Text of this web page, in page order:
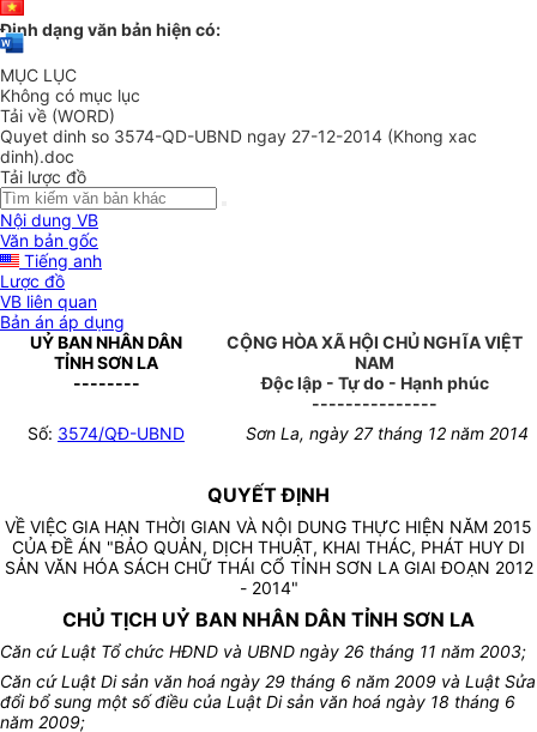
Định dạng văn bản hiện có:
MỤC LỤC
Không có mục lục
Tải về (WORD)
Quyet dinh so 3574-QD-UBND ngay 27-12-2014 (Khong xac
dinh).doc
Tải lược đồ
Nội dung VB
Văn bản gốc
Tiếng anh
Lược đồ
VB liên quan
Bản án áp dụng
UỶ BAN NHÂN DÂN
TỈNH SƠN LA
--------
CỘNG HÒA XÃ HỘI CHỦ NGHĨA VIỆT
NAM
Độc lập - Tự do - Hạnh phúc
---------------
Số: 3574/QĐ-UBND Sơn La, ngày 27 tháng 12 năm 2014
QUYẾT ĐỊNH
VỀ VIỆC GIA HẠN THỜI GIAN VÀ NỘI DUNG THỰC HIỆN NĂM 2015
CỦA ĐỀ ÁN "BẢO QUẢN, DỊCH THUẬT, KHAI THÁC, PHÁT HUY DI
SẢN VĂN HÓA SÁCH CHỮ THÁI CỔ TỈNH SƠN LA GIAI ĐOẠN 2012
- 2014"
CHỦ TỊCH UỶ BAN NHÂN DÂN TỈNH SƠN LA
Căn cứ Luật Tổ chức HĐND và UBND ngày 26 tháng 11 năm 2003;
Căn cứ Luật Di sản văn hoá ngày 29 tháng 6 năm 2009 và Luật Sửa
đổi bổ sung một số điều của Luật Di sản văn hoá ngày 18 tháng 6
năm 2009;